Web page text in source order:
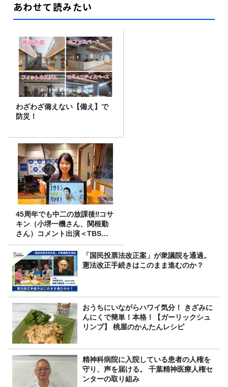
あわせて読みたい
わざわざ備えない【備え】で
防災！
45周年でも中二の放課後‼コサ
キン（小堺一機さん、関根勤
さん）コメント出演＜TBSラ
ジオ番組審議会からのご報告
＞
「国民投票法改正案」が衆議院を通過。
憲法改正手続きはこのまま進むのか？
おうちにいながらハワイ気分！ きざみに
んにくで簡単！本格！【ガーリックシュ
リンプ】 桃屋のかんたんレシピ
精神科病院に入院している患者の人権を
守り、声を届ける。 千葉精神医療人権セ
ンターの取り組み